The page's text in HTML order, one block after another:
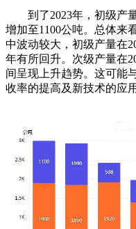
到了2023年，初级产量
增加至1100公吨。总体来
中波动较大，初级产量在
年有所回升。次级产量在
间呈现上升趋势。这可能
收率的提高及新技术的应